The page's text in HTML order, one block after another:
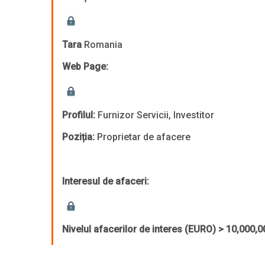
Tara Romania
Web Page:
Profilul: Furnizor Servicii, Investitor
Poziția: Proprietar de afacere
Interesul de afaceri:
Nivelul afacerilor de interes (EURO) >